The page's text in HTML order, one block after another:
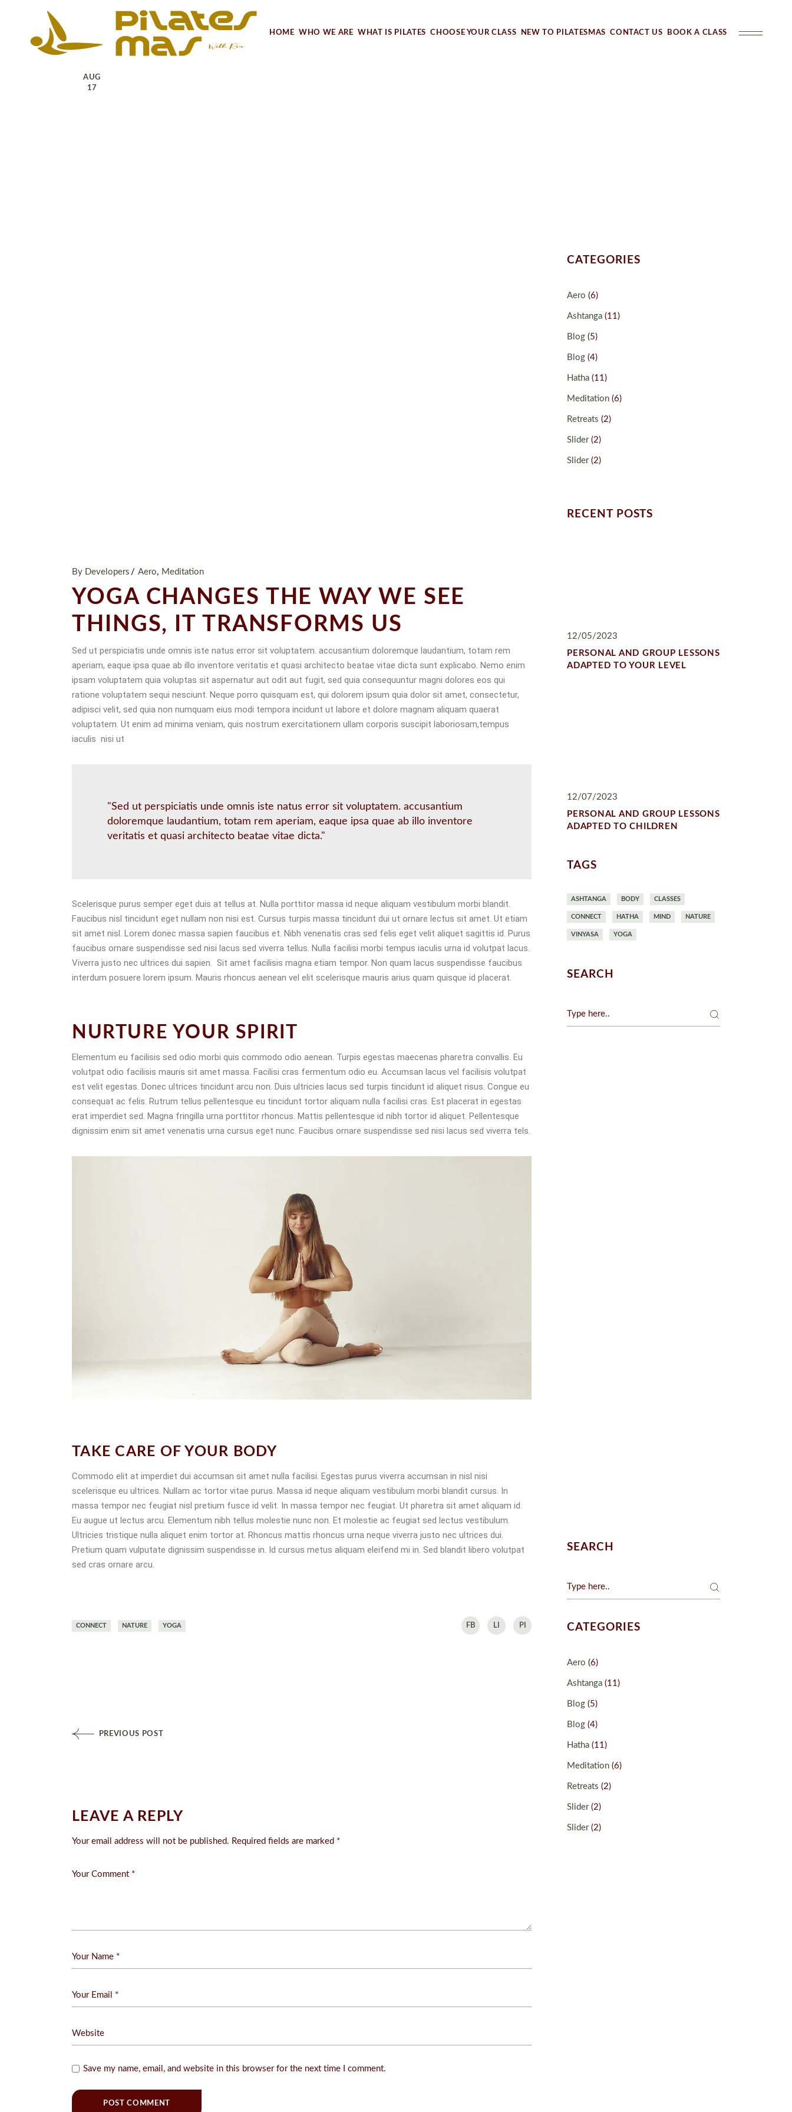
HOME WHO WE ARE WHAT IS PILATES CHOOSE YOUR CLASS NEW TO PILATESMAS CONTACT US BOOK A CLASS
Our Instructor
AUG
17
By Developers Aero Meditation
YOGA CHANGES THE WAY WE SEE
THINGS, IT TRANSFORMS US
Sed ut perspiciatis unde omnis iste natus error sit voluptatem. accusantium doloremque laudantium, totam rem
aperiam, eaque ipsa quae ab illo inventore veritatis et quasi architecto beatae vitae dicta sunt explicabo. Nemo enim
ipsam voluptatem quia voluptas sit aspernatur aut odit aut fugit, sed quia consequuntur magni dolores eos qui
ratione voluptatem sequi nesciunt. Neque porro quisquam est, qui dolorem ipsum quia dolor sit amet, consectetur,
adipisci velit, sed quia non numquam eius modi tempora incidunt ut labore et dolore magnam aliquam quaerat
voluptatem. Ut enim ad minima veniam, quis nostrum exercitationem ullam corporis suscipit laboriosam,tempus
iaculis nisi ut
"Sed ut perspiciatis unde omnis iste natus error sit voluptatem. accusantium
doloremque laudantium, totam rem aperiam, eaque ipsa quae ab illo inventore
veritatis et quasi architecto beatae vitae dicta."
Scelerisque purus semper eget duis at tellus at. Nulla porttitor massa id neque aliquam vestibulum morbi blandit.
Faucibus nisl tincidunt eget nullam non nisi est. Cursus turpis massa tincidunt dui ut ornare lectus sit amet. Ut etiam
sit amet nisl. Lorem donec massa sapien faucibus et. Nibh venenatis cras sed felis eget velit aliquet sagittis id. Purus
faucibus ornare suspendisse sed nisi lacus sed viverra tellus. Nulla facilisi morbi tempus iaculis urna id volutpat lacus.
Viverra justo nec ultrices dui sapien. Sit amet facilisis magna etiam tempor. Non quam lacus suspendisse faucibus
interdum posuere lorem ipsum. Mauris rhoncus aenean vel elit scelerisque mauris arius quam quisque id placerat.
NURTURE YOUR SPIRIT
Elementum eu facilisis sed odio morbi quis commodo odio aenean. Turpis egestas maecenas pharetra convallis. Eu
volutpat odio facilisis mauris sit amet massa. Facilisi cras fermentum odio eu. Accumsan lacus vel facilisis volutpat
est velit egestas. Donec ultrices tincidunt arcu non. Duis ultricies lacus sed turpis tincidunt id aliquet risus. Congue eu
consequat ac felis. Rutrum tellus pellentesque eu tincidunt tortor aliquam nulla facilisi cras. Est placerat in egestas
erat imperdiet sed. Magna fringilla urna porttitor rhoncus. Mattis pellentesque id nibh tortor id aliquet. Pellentesque
dignissim enim sit amet venenatis urna cursus eget nunc. Faucibus ornare suspendisse sed nisi lacus sed viverra tels.
TAKE CARE OF YOUR BODY
Commodo elit at imperdiet dui accumsan sit amet nulla facilisi. Egestas purus viverra accumsan in nisl nisi
scelerisque eu ultrices. Nullam ac tortor vitae purus. Massa id neque aliquam vestibulum morbi blandit cursus. In
massa tempor nec feugiat nisl pretium fusce id velit. In massa tempor nec feugiat. Ut pharetra sit amet aliquam id.
Eu augue ut lectus arcu. Elementum nibh tellus molestie nunc non. Et molestie ac feugiat sed lectus vestibulum.
Ultricies tristique nulla aliquet enim tortor at. Rhoncus mattis rhoncus urna neque viverra justo nec ultrices dui.
Pretium quam vulputate dignissim suspendisse in. Id cursus metus aliquam eleifend mi in. Sed blandit libero volutpat
sed cras ornare arcu.
CONNECT NATURE YOGA FB LI PI
PREVIOUS POST
LEAVE A REPLY
Your email address will not be published. Required fields are marked *
Save my name, email, and website in this browser for the next time I comment.
POST COMMENT
CATEGORIES
Aero (6)
Ashtanga (11)
Blog (5)
Blog (4)
Hatha (11)
Meditation (6)
Retreats (2)
Slider(2)
Slider(2)
RECENT POSTS
12/05/2023
PERSONAL AND GROUP LESSONS
ADAPTED TO YOUR LEVEL
12/07/2023
PERSONAL AND GROUP LESSONS
ADAPTED TO CHILDREN
TAGS
ASHTANGA BODY CLASSES
CONNECT HATHA MIND NATURE
VINYASA YOGA
SEARCH
SEARCH
CATEGORIES
Aero (6)
Ashtanga (11)
Blog (5)
Blog (4)
Hatha (11)
Meditation (6)
Retreats (2)
Slider(2)
Slider(2)